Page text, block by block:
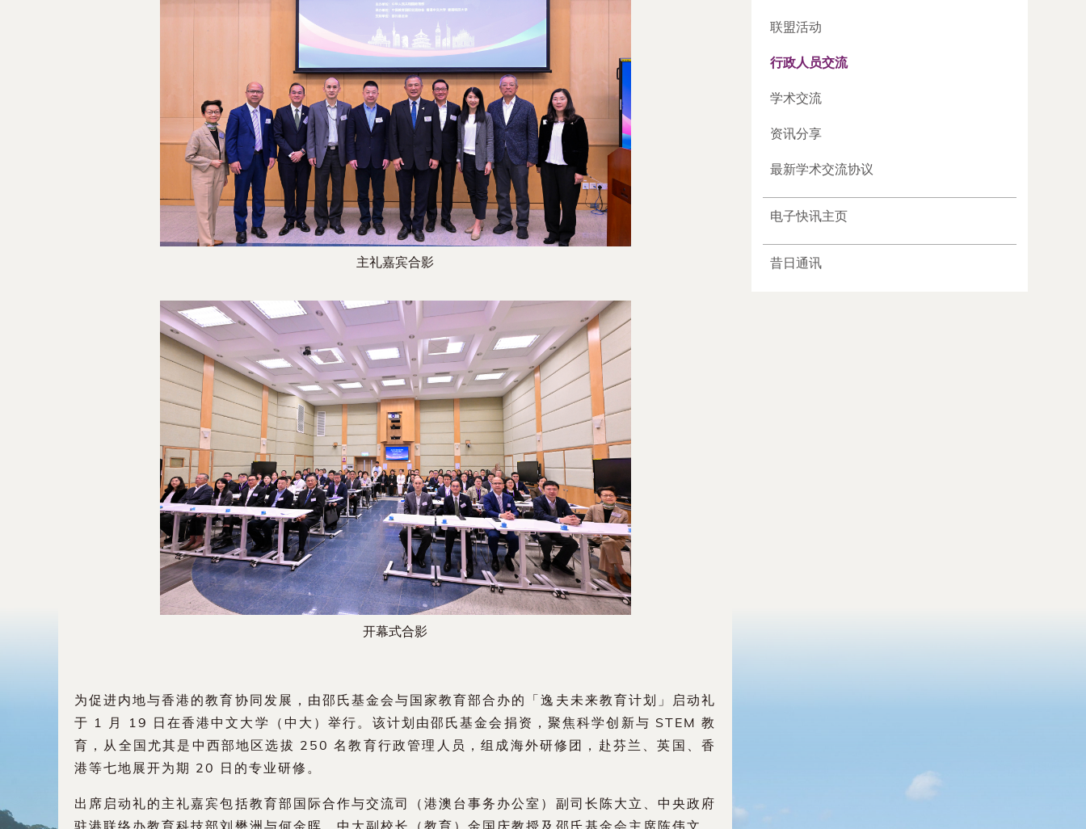
主礼嘉宾合影
开幕式合影
为促进内地与香港的教育协同发展，由邵氏基金会与国家教育部合办的「逸夫未来教育计划」启动礼
于 1 月 19 日在香港中文大学（中大）举行。该计划由邵氏基金会捐资，聚焦科学创新与 STEM 教
育，从全国尤其是中西部地区选拔 250 名教育行政管理人员，组成海外研修团，赴芬兰、英国、香
港等七地展开为期 20 日的专业研修。
出席启动礼的主礼嘉宾包括教育部国际合作与交流司（港澳台事务办公室）副司长陈大立、中央政府
驻港联络办教育科技部刘懋洲与何金晖、中大副校长（教育）金国庆教授及邵氏基金会主席陈伟文。
联盟活动
行政人员交流
学术交流
资讯分享
最新学术交流协议
电子快讯主页
昔日通讯